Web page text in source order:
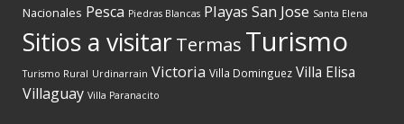
Nacionales Pesca Piedras Blancas Playas San Jose Santa Elena
Sitios a visitarTermas Turismo
Turismo Rural Urdinarrain Victoria Villa Dominguez Villa Elisa
Villaguay Villa Paranacito